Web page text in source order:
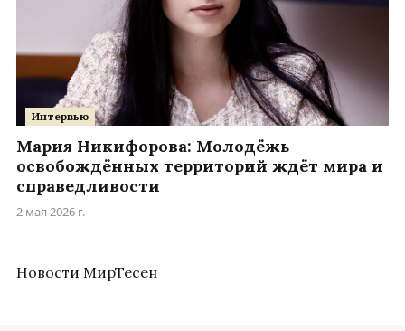
Интервью
Мария Никифорова: Молодёжь
освобождённых территорий ждёт мира и
справедливости
2 мая 2026 г.
Новости МирТесен